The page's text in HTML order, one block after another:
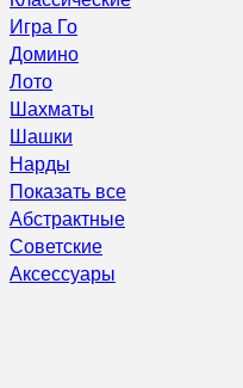
Игра Го
Домино
Лото
Шахматы
Шашки
Нарды
Показать все
Абстрактные
Советские
Аксессуары